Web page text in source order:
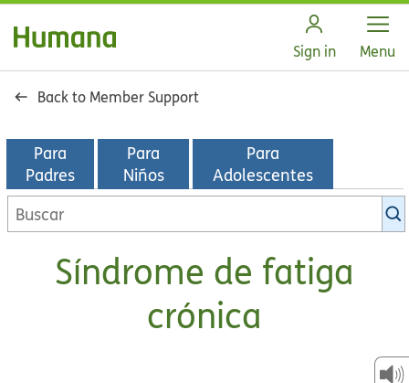
Sign in Open
Menu
Back to Member Support
Para
Padres
Para
Niños
Para
Adolescentes
Buscar
en
bibliotecaSíndrome de fatiga
crónica